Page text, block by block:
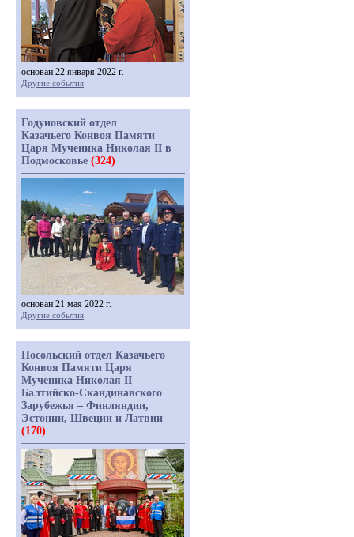
основан 22 января 2022 г.
Другие события
Годуновский отдел
Казачьего Конвоя Памяти
Царя Мученика Николая II в
Подмосковье (324)
основан 21 мая 2022 г.
Другие события
Посольский отдел Казачьего
Конвоя Памяти Царя
Мученика Николая II
Балтийско-Скандинавского
Зарубежья – Финляндии,
Эстонии, Швеции и Латвии
(170)